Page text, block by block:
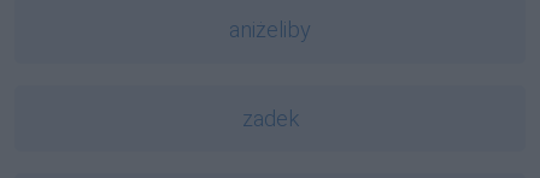
aniżeliby
zadek